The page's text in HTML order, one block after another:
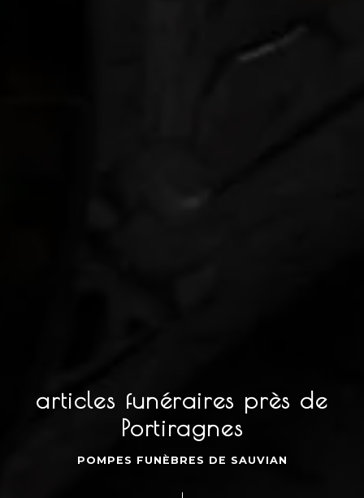
articles funéraires près de
Portiragnes
POMPES FUNÈBRES DE SAUVIAN